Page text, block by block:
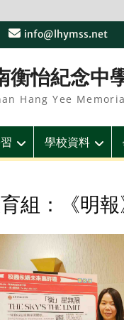
info@lhymss.net
衡怡紀念中
Hang Yee
學校資料
組：《明